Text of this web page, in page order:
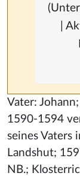
|
Vater:
1590-1594
seines Vaters
Landshut;
NB.;